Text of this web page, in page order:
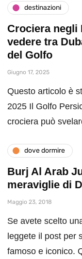
destinazioni
Crociera negli
vedere tra
del Golfo
Giugno 17, 2025
Questo articolo è
2025 Il Golfo
crociera può
dove dormire
Burj Al Arab
meraviglie di
Maggio 23, 2018
Se avete scelto
leggete il post per
famoso e iconico.